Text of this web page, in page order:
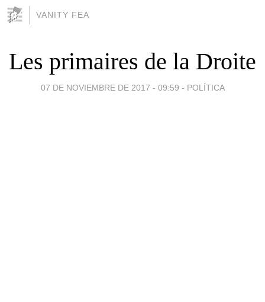
VANITY FEA
Les primaires de la Droite
07 DE NOVIEMBRE DE 2017 - 09:59 - POLÍTICA